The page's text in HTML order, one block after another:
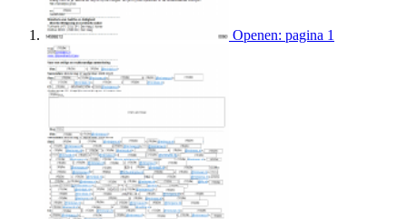
Openen: pagina 1